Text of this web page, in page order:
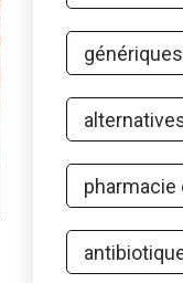
génériques
pharmacie